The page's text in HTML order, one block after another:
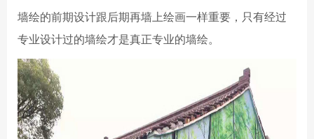
墙绘的前期设计跟后期再墙上绘画一样重要，只有经过
专业设计过的墙绘才是真正专业的墙绘。